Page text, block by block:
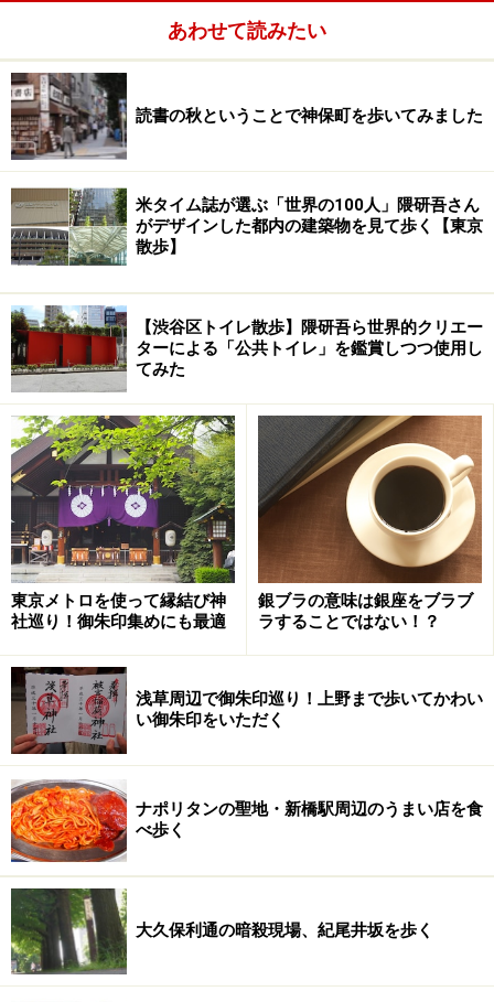
あわせて読みたい
読書の秋ということで神保町を歩いてみました
米タイム誌が選ぶ「世界の100人」隈研吾さん
がデザインした都内の建築物を見て歩く【東京
散歩】
【渋谷区トイレ散歩】隈研吾ら世界的クリエー
ターによる「公共トイレ」を鑑賞しつつ使用し
てみた
東京メトロを使って縁結び神
社巡り！御朱印集めにも最適
銀ブラの意味は銀座をブラブ
ラすることではない！？
浅草周辺で御朱印巡り！上野まで歩いてかわい
い御朱印をいただく
ナポリタンの聖地・新橋駅周辺のうまい店を食
べ歩く
大久保利通の暗殺現場、紀尾井坂を歩く